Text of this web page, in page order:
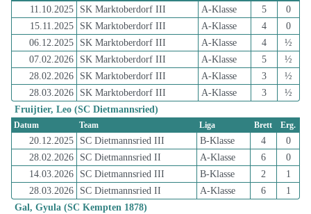
11.10.2025 SK Marktoberdorf III A-Klasse 5
0
15.11.2025
SK Marktoberdorf III A-Klasse 4
0
06.12.2025
SK Marktoberdorf III A-Klasse 4
½
07.02.2026
SK Marktoberdorf III A-Klasse 5
½
28.02.2026
SK Marktoberdorf III A-Klasse 3
½
28.03.2026
SK Marktoberdorf III A-Klasse 3
½
Fruijtier, Leo (SC Dietmannsried)
Datum Team Liga Brett Erg.
20.12.2025 SC Dietmannsried III B-Klasse 4
0
28.02.2026
SC Dietmannsried II A-Klasse 6
0
14.03.2026
SC Dietmannsried III B-Klasse 2
1
28.03.2026
SC Dietmannsried II A-Klasse 6
1
Gal, Gyula (SC Kempten 1878)